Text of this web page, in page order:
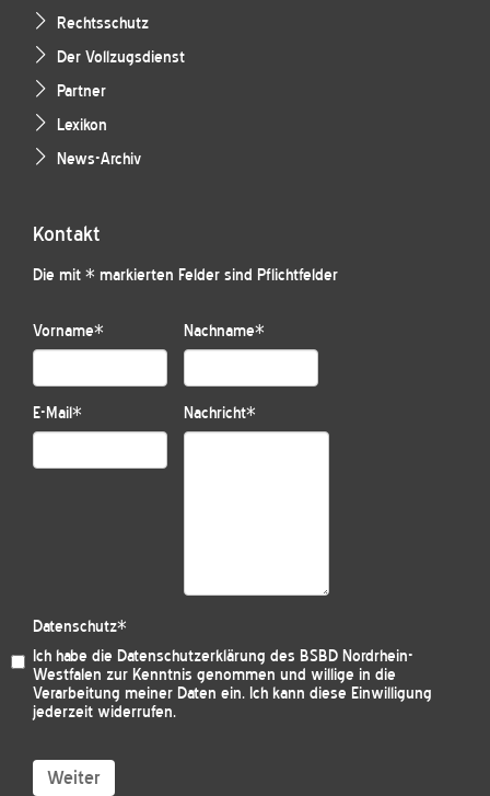
Rechtsschutz
Der Vollzugsdienst
Partner
Lexikon
News-Archiv
Kontakt
Die mit * markierten Felder sind Pflichtfelder
Vorname* Nachname*
E-Mail* Nachricht*
Datenschutz*
Ich habe die Datenschutzerklärung des BSBD Nordrhein-
Westfalen zur Kenntnis genommen und willige in die
Verarbeitung meiner Daten ein. Ich kann diese Einwilligung
jederzeit widerrufen.
Weiter